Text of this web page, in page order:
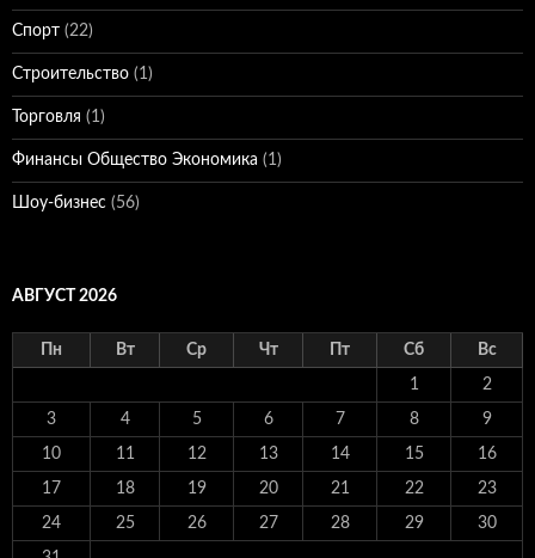
Спорт (22)
Строительство (1)
Торговля (1)
Финансы Общество Экономика (1)
Шоу-бизнес (56)
АВГУСТ 2026
Пн Вт Ср Чт Пт Сб Вс
1 2
3 4 5 6 7 8 9
10 11 12 13 14 15 16
17 18 19 20 21 22 23
24 25 26 27 28 29 30